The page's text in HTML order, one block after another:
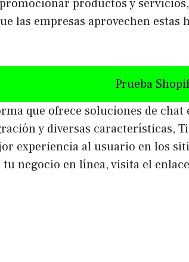
productos y
las empresas aprovechen
Prueba
que ofrece soluciones de
y diversas características,
experiencia al usuario en los
negocio en línea, visita el